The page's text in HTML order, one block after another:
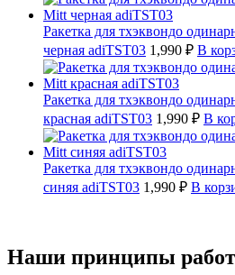
Ракетка для тхэквондо
черная adiTST03 1,990 ₽ В
Ракетка для тхэквондо
красная adiTST03 1,990 ₽ В
Ракетка для тхэквондо
синяя adiTST03 1,990 ₽ В
Наши принципы